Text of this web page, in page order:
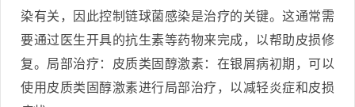
染有关，因此控制链球菌感染是治疗的关键。这通常需
要通过医生开具的抗生素等药物来完成，以帮助皮损修
复。局部治疗：皮质类固醇激素：在银屑病初期，可以
使用皮质类固醇激素进行局部治疗，以减轻炎症和皮损